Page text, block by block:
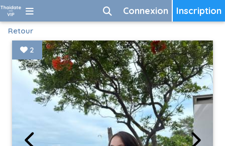
Inscription
Connexion
Retour
2